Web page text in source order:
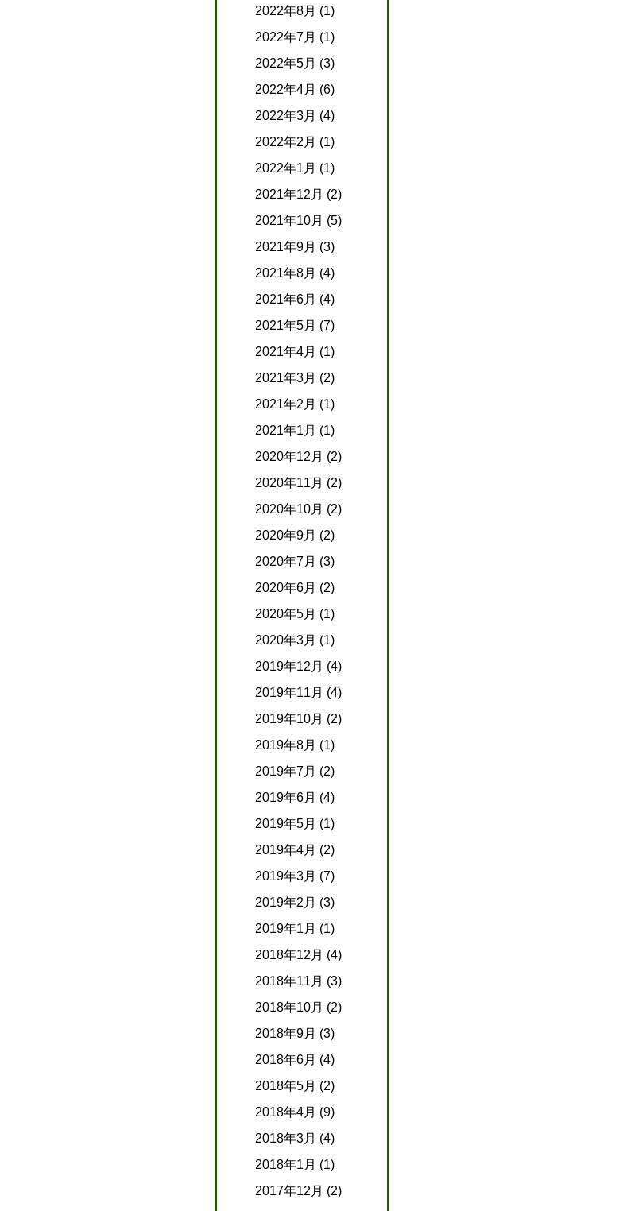
2022年8月 (1)
2022年7月 (1)
2022年5月 (3)
2022年4月 (6)
2022年3月 (4)
2022年2月 (1)
2022年1月 (1)
2021年12月 (2)
2021年10月 (5)
2021年9月 (3)
2021年8月 (4)
2021年6月 (4)
2021年5月 (7)
2021年4月 (1)
2021年3月 (2)
2021年2月 (1)
2021年1月 (1)
2020年12月 (2)
2020年11月 (2)
2020年10月 (2)
2020年9月 (2)
2020年7月 (3)
2020年6月 (2)
2020年5月 (1)
2020年3月 (1)
2019年12月 (4)
2019年11月 (4)
2019年10月 (2)
2019年8月 (1)
2019年7月 (2)
2019年6月 (4)
2019年5月 (1)
2019年4月 (2)
2019年3月 (7)
2019年2月 (3)
2019年1月 (1)
2018年12月 (4)
2018年11月 (3)
2018年10月 (2)
2018年9月 (3)
2018年6月 (4)
2018年5月 (2)
2018年4月 (9)
2018年3月 (4)
2018年1月 (1)
2017年12月 (2)